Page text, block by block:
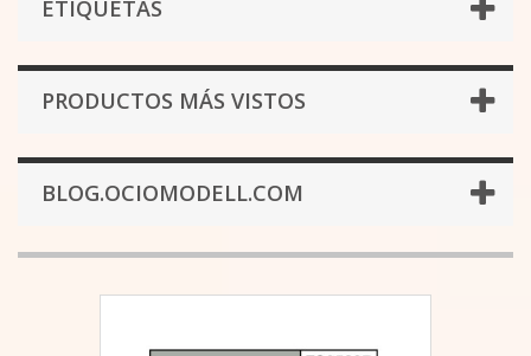
ETIQUETAS
PRODUCTOS MÁS VISTOS
BLOG.OCIOMODELL.COM